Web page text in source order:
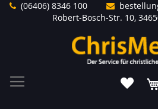
Direkt(06406) 8346 100
Robert-Bosch-Str. 10,